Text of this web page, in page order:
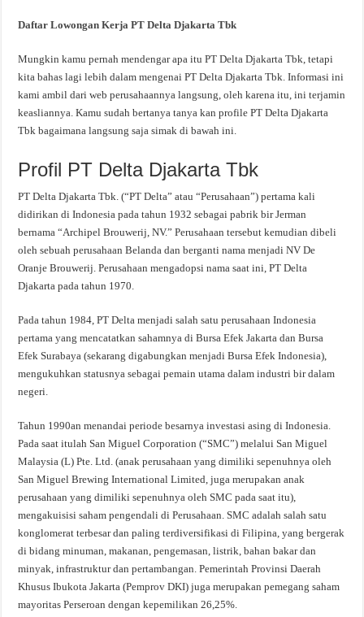
Daftar Lowongan Kerja PT Delta Djakarta Tbk
Mungkin kamu pernah mendengar apa itu PT Delta Djakarta Tbk, tetapi
kita bahas lagi lebih dalam mengenai PT Delta Djakarta Tbk. Informasi ini
kami ambil dari web perusahaannya langsung, oleh karena itu, ini terjamin
keasliannya. Kamu sudah bertanya tanya kan profile PT Delta Djakarta
Tbk bagaimana langsung saja simak di bawah ini.
Profil PT Delta Djakarta Tbk
PT Delta Djakarta Tbk. (“PT Delta” atau “Perusahaan”) pertama kali
didirikan di Indonesia pada tahun 1932 sebagai pabrik bir Jerman
bernama “Archipel Brouwerij, NV.” Perusahaan tersebut kemudian dibeli
oleh sebuah perusahaan Belanda dan berganti nama menjadi NV De
Oranje Brouwerij. Perusahaan mengadopsi nama saat ini, PT Delta
Djakarta pada tahun 1970.
Pada tahun 1984, PT Delta menjadi salah satu perusahaan Indonesia
pertama yang mencatatkan sahamnya di Bursa Efek Jakarta dan Bursa
Efek Surabaya (sekarang digabungkan menjadi Bursa Efek Indonesia),
mengukuhkan statusnya sebagai pemain utama dalam industri bir dalam
negeri.
Tahun 1990an menandai periode besarnya investasi asing di Indonesia.
Pada saat itulah San Miguel Corporation (“SMC”) melalui San Miguel
Malaysia (L) Pte. Ltd. (anak perusahaan yang dimiliki sepenuhnya oleh
San Miguel Brewing International Limited, juga merupakan anak
perusahaan yang dimiliki sepenuhnya oleh SMC pada saat itu),
mengakuisisi saham pengendali di Perusahaan. SMC adalah salah satu
konglomerat terbesar dan paling terdiversifikasi di Filipina, yang bergerak
di bidang minuman, makanan, pengemasan, listrik, bahan bakar dan
minyak, infrastruktur dan pertambangan. Pemerintah Provinsi Daerah
Khusus Ibukota Jakarta (Pemprov DKI) juga merupakan pemegang saham
mayoritas Perseroan dengan kepemilikan 26,25%.